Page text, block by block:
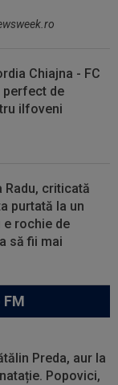
Chiajna - FC
perfect de
ilfoveni
Radu, criticată
purtată la un
e rochie de
să fii mai
Preda, aur la
Popovici,